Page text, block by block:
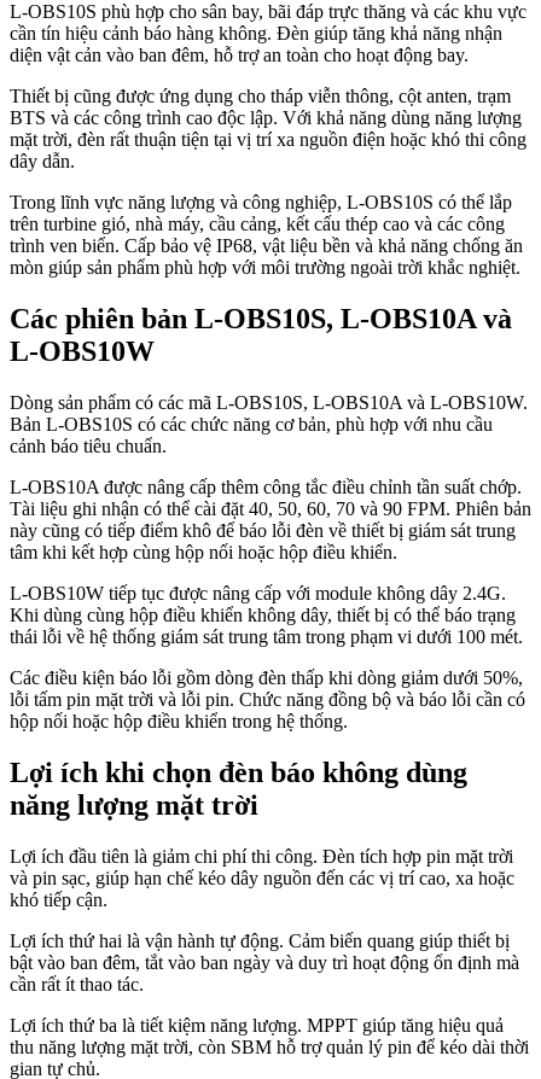
L-OBS10S phù hợp cho sân bay, bãi đáp trực thăng và các khu vực
cần tín hiệu cảnh báo hàng không. Đèn giúp tăng khả năng nhận
diện vật cản vào ban đêm, hỗ trợ an toàn cho hoạt động bay.
Thiết bị cũng được ứng dụng cho tháp viễn thông, cột anten, trạm
BTS và các công trình cao độc lập. Với khả năng dùng năng lượng
mặt trời, đèn rất thuận tiện tại vị trí xa nguồn điện hoặc khó thi công
dây dẫn.
Trong lĩnh vực năng lượng và công nghiệp, L-OBS10S có thể lắp
trên turbine gió, nhà máy, cầu cảng, kết cấu thép cao và các công
trình ven biển. Cấp bảo vệ IP68, vật liệu bền và khả năng chống ăn
mòn giúp sản phẩm phù hợp với môi trường ngoài trời khắc nghiệt.
Các phiên bản L-OBS10S, L-OBS10A và
L-OBS10W
Dòng sản phẩm có các mã L-OBS10S, L-OBS10A và L-OBS10W.
Bản L-OBS10S có các chức năng cơ bản, phù hợp với nhu cầu
cảnh báo tiêu chuẩn.
L-OBS10A được nâng cấp thêm công tắc điều chỉnh tần suất chớp.
Tài liệu ghi nhận có thể cài đặt 40, 50, 60, 70 và 90 FPM. Phiên bản
này cũng có tiếp điểm khô để báo lỗi đèn về thiết bị giám sát trung
tâm khi kết hợp cùng hộp nối hoặc hộp điều khiển.
L-OBS10W tiếp tục được nâng cấp với module không dây 2.4G.
Khi dùng cùng hộp điều khiển không dây, thiết bị có thể báo trạng
thái lỗi về hệ thống giám sát trung tâm trong phạm vi dưới 100 mét.
Các điều kiện báo lỗi gồm dòng đèn thấp khi dòng giảm dưới 50%,
lỗi tấm pin mặt trời và lỗi pin. Chức năng đồng bộ và báo lỗi cần có
hộp nối hoặc hộp điều khiển trong hệ thống.
Lợi ích khi chọn đèn báo không dùng
năng lượng mặt trời
Lợi ích đầu tiên là giảm chi phí thi công. Đèn tích hợp pin mặt trời
và pin sạc, giúp hạn chế kéo dây nguồn đến các vị trí cao, xa hoặc
khó tiếp cận.
Lợi ích thứ hai là vận hành tự động. Cảm biến quang giúp thiết bị
bật vào ban đêm, tắt vào ban ngày và duy trì hoạt động ổn định mà
cần rất ít thao tác.
Lợi ích thứ ba là tiết kiệm năng lượng. MPPT giúp tăng hiệu quả
thu năng lượng mặt trời, còn SBM hỗ trợ quản lý pin để kéo dài thời
gian tự chủ.